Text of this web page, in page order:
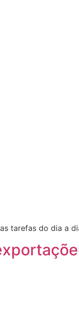
tarefas do dia a